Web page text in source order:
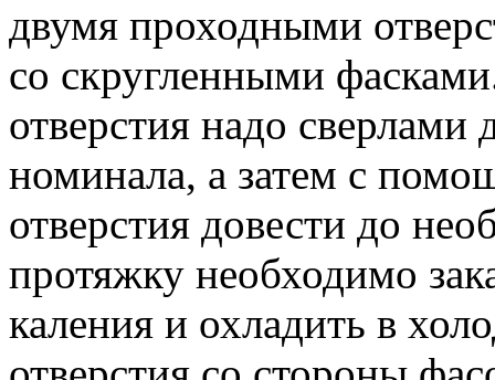
двумя проходными
со скругленными
отверстия надо
номинала, а затем с
отверстия довести до
протяжку необходимо
каления и охладить в